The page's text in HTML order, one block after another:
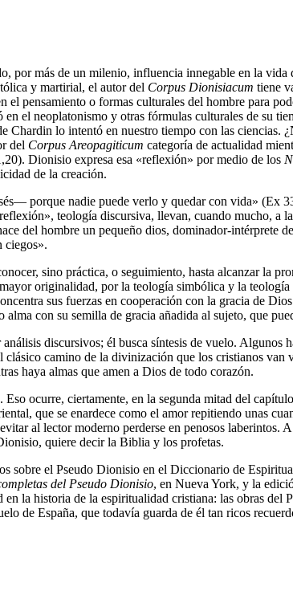
por más de un milenio, influencia innegable en la
y martirial, el autor del Corpus Dionisiacum tiene
el pensamiento o formas culturales del hombre para
el neoplatonismo y otras fórmulas culturales de su
Chardin lo intentó en nuestro tiempo con las
del Corpus Areopagiticum categoría de actualidad
Dionisio expresa esa «reflexión» por medio de los
de la creación.
porque nadie puede verlo y quedar con vida» (Ex
teología discursiva, llevan, cuando mucho, a
del hombre un pequeño dios, dominador-intérprete
ciegos».
sino práctica, o seguimiento, hasta alcanzar la
originalidad, por la teología simbólica y la
sus fuerzas en cooperación con la gracia de
con su semilla de gracia añadida al sujeto, que
discursivos; él busca síntesis de vuelo.
camino de la divinización que los cristianos
haya almas que amen a Dios de todo corazón.
Eso ocurre, ciertamente, en la segunda mitad del
que se enardece como el amor repitiendo unas
al lector moderno perderse en penosos
quiere decir la Biblia y los profetas.
sobre el Pseudo Dionisio en el Diccionario de
del Pseudo Dionisio, en Nueva York, y la
la historia de la espiritualidad cristiana: las obras
de España, que todavía guarda de él tan ricos